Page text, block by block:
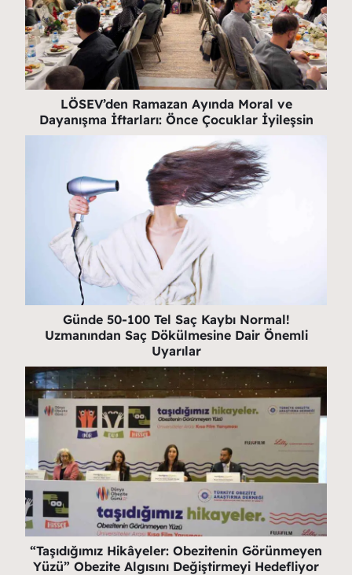
LÖSEV’den Ramazan Ayında Moral ve
Dayanışma İftarları: Önce Çocuklar İyileşsin
Günde 50-100 Tel Saç Kaybı Normal!
Uzmanından Saç Dökülmesine Dair Önemli
Uyarılar
“Taşıdığımız Hikâyeler: Obezitenin Görünmeyen
Yüzü” Obezite Algısını Değiştirmeyi Hedefliyor